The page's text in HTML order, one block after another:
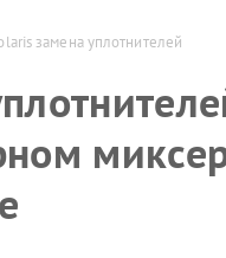
замена уплотнителей